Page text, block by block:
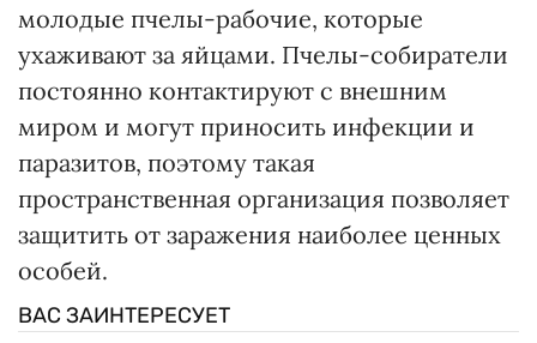
молодые пчелы-рабочие, которые
ухаживают за яйцами. Пчелы-собиратели
постоянно контактируют с внешним
миром и могут приносить инфекции и
паразитов, поэтому такая
пространственная организация позволяет
защитить от заражения наиболее ценных
особей.
ВАС ЗАИНТЕРЕСУЕТ